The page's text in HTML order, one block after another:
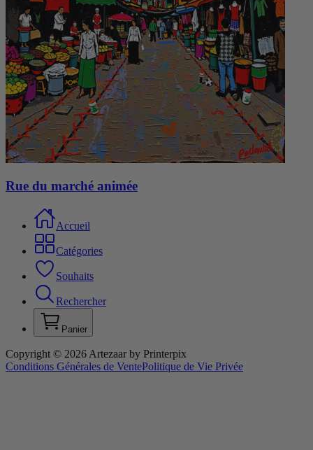
Rue du marché animée
Accueil
Catégories
Souhaits
Rechercher
Panier
Copyright © 2026 Artezaar by Printerpix
Conditions Générales de VentePolitique de Vie Privée